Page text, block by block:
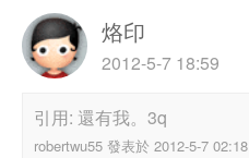
烙印
2012-5-7 18:59
引用: 還有我。3q
robertwu55 發表於 2012-5-7 02:18